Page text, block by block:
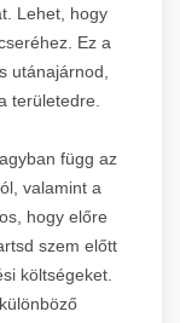
Lehet, hogy
Ez a
utánajárnod,
területedre.
függ az
valamint a
hogy előre
szem előtt
költségeket.